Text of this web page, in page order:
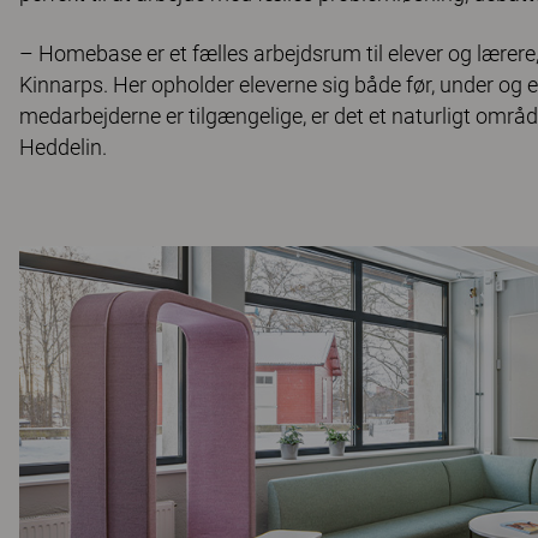
– Homebase er et fælles arbejdsrum til elever og
Kinnarps. Her opholder eleverne sig både før, under og
medarbejderne er tilgængelige, er det et naturligt
Heddelin.